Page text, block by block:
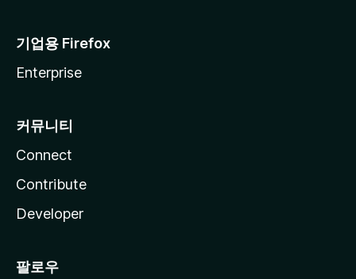
기업용 Firefox
Enterprise
커뮤니티
Connect
Contribute
Developer
팔로우